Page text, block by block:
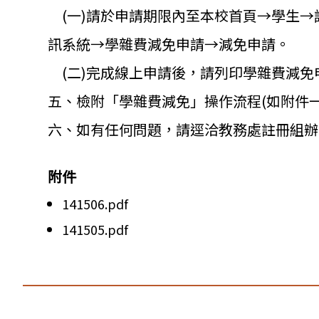
(一)請於申請期限內至本校首頁→學生→
訊系統→學雜費減免申請→減免申請。
(二)完成線上申請後，請列印學雜費減免
五、檢附「學雜費減免」操作流程(如附件
六、如有任何問題，請逕洽教務處註冊組
附件
141506.pdf
141505.pdf